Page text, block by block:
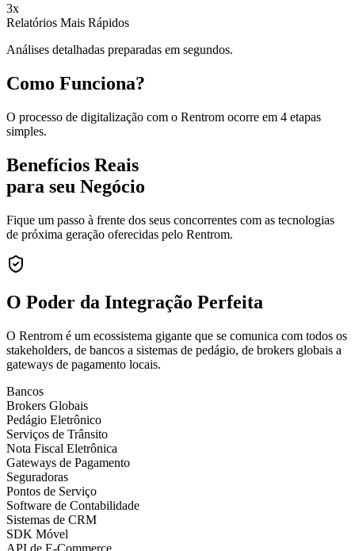
3x
Relatórios Mais Rápidos
Análises detalhadas preparadas em segundos.
Como Funciona?
O processo de digitalização com o Rentrom ocorre em 4 etapas
simples.
Benefícios Reais
para seu Negócio
Fique um passo à frente dos seus concorrentes com as tecnologias
de próxima geração oferecidas pelo Rentrom.
O Poder da Integração Perfeita
O Rentrom é um ecossistema gigante que se comunica com todos os
stakeholders, de bancos a sistemas de pedágio, de brokers globais a
gateways de pagamento locais.
Bancos
Brokers Globais
Pedágio Eletrônico
Serviços de Trânsito
Nota Fiscal Eletrônica
Gateways de Pagamento
Seguradoras
Pontos de Serviço
Software de Contabilidade
Sistemas de CRM
SDK Móvel